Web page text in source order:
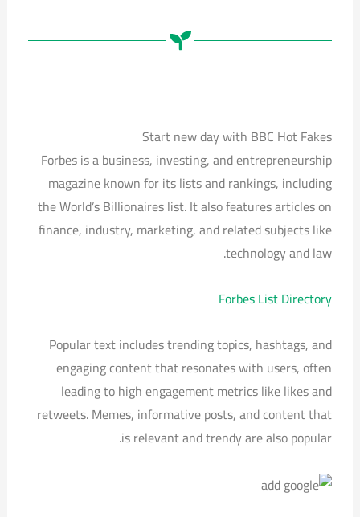
Start new day with BBC Hot Fakes
Forbes is a business, investing, and entrepreneurship
magazine known for its lists and rankings, including
the World’s Billionaires list. It also features articles on
finance, industry, marketing, and related subjects like
technology and law.
Forbes List Directory
Popular text includes trending topics, hashtags, and
engaging content that resonates with users, often
leading to high engagement metrics like likes and
retweets. Memes, informative posts, and content that
is relevant and trendy are also popular.